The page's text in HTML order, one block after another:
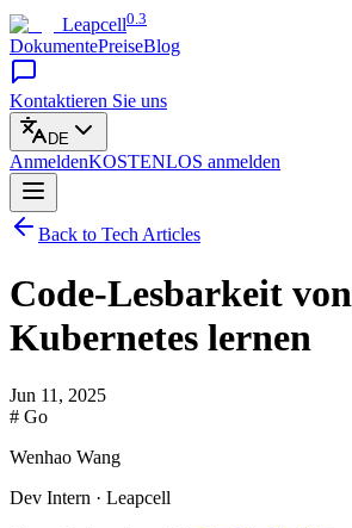
Leapcell0.3
DokumentePreiseBlog
Kontaktieren Sie uns
DE
AnmeldenKOSTENLOS anmelden
Back to Tech Articles
Code-Lesbarkeit von
Kubernetes lernen
Jun 11, 2025
# Go
Wenhao Wang
Dev Intern · Leapcell